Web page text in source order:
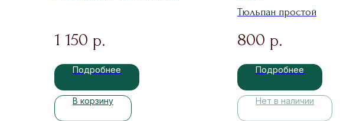
1 150 р.
Подробнее
В корзину
Тюльпан простой
800 р.
Подробнее
Нет в наличии